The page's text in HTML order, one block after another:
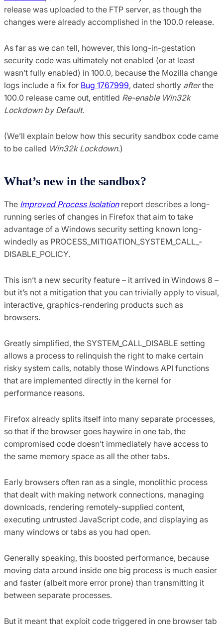
release was uploaded to the FTP server, as though the
changes were already accomplished in the 100.0 release.
As far as we can tell, however, this long-in-gestation
security code was ultimately not enabled (or at least
wasn’t fully enabled) in 100.0, because the Mozilla change
logs include a fix for Bug 1767999, dated shortly afterthe
100.0 release came out, entitled Re-enable Win32k
Lockdown by Default.
(We’ll explain below how this security sandbox code came
to be called Win32k Lockdown.)
What’s new in the sandbox?
The Improved Process Isolationreport describes a long-
running series of changes in Firefox that aim to take
advantage of a Windows security setting known long-
windedly as PROCESS_MITIGATION_­SYSTEM_CALL_­
DISABLE_POLICY.
This isn’t a new security feature – it arrived in Windows 8 –
but it’s not a mitigation that you can trivially apply to visual,
interactive, graphics-rendering products such as
browsers.
Greatly simplified, the SYSTEM_CALL_­DISABLE setting
allows a process to relinquish the right to make certain
risky system calls, notably those Windows API functions
that are implemented directly in the kernel for
performance reasons.
Firefox already splits itself into many separate processes,
so that if the browser goes haywire in one tab, the
compromised code doesn’t immediately have access to
the same memory space as all the other tabs.
Early browsers often ran as a single, monolithic process
that dealt with making network connections, managing
downloads, rendering remotely-supplied content,
executing untrusted JavaScript code, and displaying as
many windows or tabs as you had open.
Generally speaking, this boosted performance, because
moving data around inside one big process is much easier
and faster (albeit more error prone) than transmitting it
between separate processes.
But it meant that exploit code triggered in one browser tab